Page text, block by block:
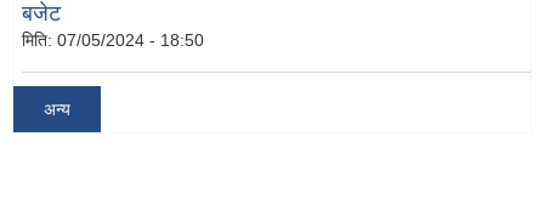
बजेट
मिति: 07/05/2024 - 18:50
अन्य